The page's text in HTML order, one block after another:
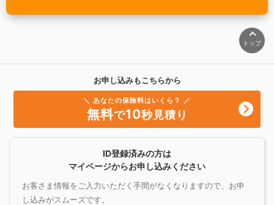
トップ
お申し込みもこちらから
＼ あなたの保険料はいくら？ ／
無料で10秒見積り
ID登録済みの方は
マイページからお申し込みください
お客さま情報をご入力いただく手間がなくなりますので、お申
し込みがスムーズです。